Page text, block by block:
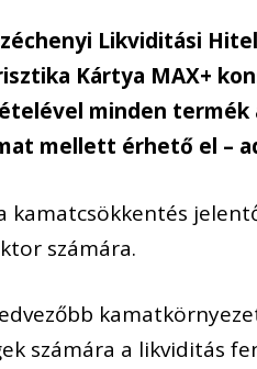
Likviditási
Kártya MAX+
minden termék
mellett érhető el –
kamatcsökkentés
számára.
számára a likviditás